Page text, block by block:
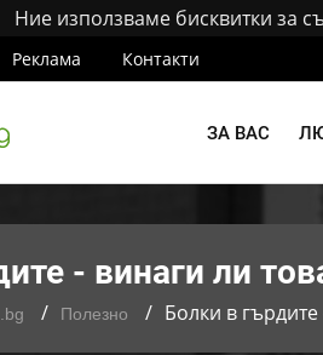
Ние използваме бисквитки за
Реклама Контакти
ЗА ВАС
- винаги ли
Полезно Болки в